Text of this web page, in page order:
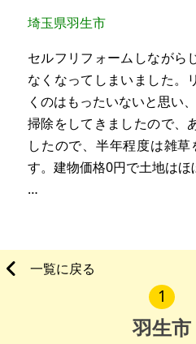
埼玉県羽生市
セルフリフォームしながら
なくなってしまいました。
くのはもったいないと思い
掃除をしてきましたので、
したので、半年程度は雑
す。建物価格0円で土地はほ
一覧に戻る
1
羽生市